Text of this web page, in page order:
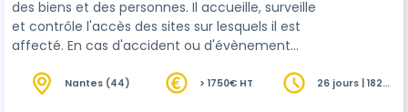
des biens et des personnes. Il accueille, surveille
et contrôle l'accès des sites sur lesquels il est
affecté. En cas d'accident ou d'évènement
secours. Il rédige le journa…
Nantes (44) > 1750€ HT
26 jours | 182